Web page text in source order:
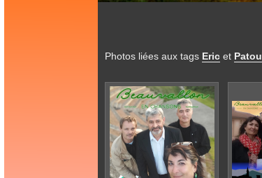
Photos liées aux tags Ericet Patou